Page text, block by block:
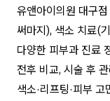
유앤아이의원 대구
써마지), 색소 치료(
다양한 피부과 진료
전후 비교, 시술 후
색소·리프팅·피부